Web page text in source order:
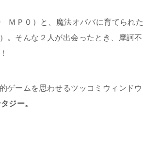
Ｐ０）と、魔法オババに育てられた
そんな２人が出会ったとき、摩訶不
ゲームを思わせるツッコミウィンドウ
ジー。